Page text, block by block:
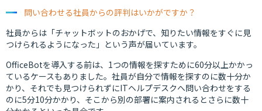
問い合わせる社員からの評判はいかがですか？
社員からは「チャットボットのおかげで、知りたい情報をすぐに見
つけられるようになった」という声が届いています。
OfficeBotを導入する前は、1つの情報を探すために60分以上かかっ
ているケースもありました。社員が自分で情報を探すのに数十分か
かり、それでも見つけられずにITヘルプデスクへ問い合わせをする
のに5分10分かかり、そこから別の部署に案内されるとさらに数十